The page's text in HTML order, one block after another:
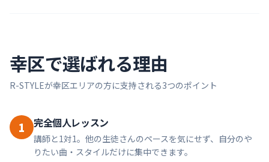
幸区で選ばれる理由
R-STYLEが幸区エリアの方に支持される3つのポイント
1 完全個人レッスン
講師と1対1。他の生徒さんのペースを気にせず、自分のや
りたい曲・スタイルだけに集中できます。